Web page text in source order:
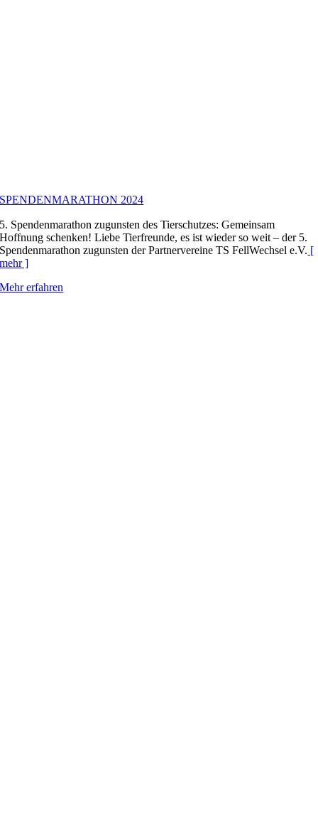
SPENDENMARATHON 2024
5. Spendenmarathon zugunsten des Tierschutzes: Gemeinsam
Hoffnung schenken! Liebe Tierfreunde, es ist wieder so weit – der 5.
Spendenmarathon zugunsten der Partnervereine TS FellWechsel e.V. [
mehr ]
Mehr erfahren